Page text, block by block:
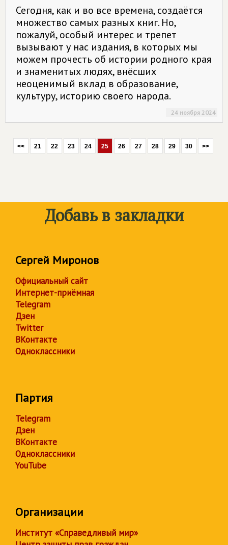
Сегодня, как и во все времена, создаётся
множество самых разных книг. Но,
пожалуй, особый интерес и трепет
вызывают у нас издания, в которых мы
можем прочесть об истории родного края
и знаменитых людях, внёсших
неоценимый вклад в образование,
культуру, историю своего народа.
24 ноября 2024
<< 21 22 23 24 25 26 27 28 29 30 >>
Добавь в закладки
Сергей Миронов
Официальный сайт
Интернет-приёмная
Telegram
Дзен
Twitter
ВКонтакте
Одноклассники
Партия
Telegram
Дзен
ВКонтакте
Одноклассники
YouTube
Организации
Институт «Справедливый мир»